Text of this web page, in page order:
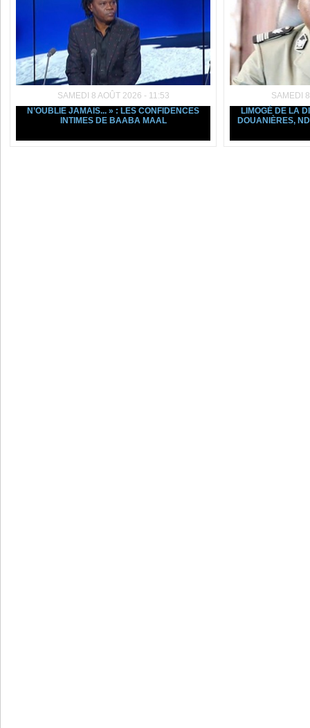
SAMEDI 8 AOÛT 2026 - 11:53
N’OUBLIE JAMAIS... » : LES CONFIDENCES
INTIMES DE BAABA MAAL
SAMEDI
LIMOGÉ DE LA
DOUANIÈRES,